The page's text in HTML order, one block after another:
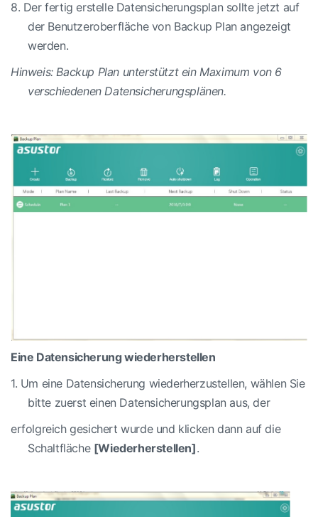
8. Der fertig erstelle Datensicherungsplan sollte jetzt auf
der Benutzeroberfläche von Backup Plan angezeigt
werden.
Hinweis: Backup Plan unterstützt ein Maximum von 6
verschiedenen Datensicherungsplänen.
Eine Datensicherung wiederherstellen
1. Um eine Datensicherung wiederherzustellen, wählen Sie
bitte zuerst einen Datensicherungsplan aus, der
erfolgreich gesichert wurde und klicken dann auf die
Schaltfläche [Wiederherstellen].